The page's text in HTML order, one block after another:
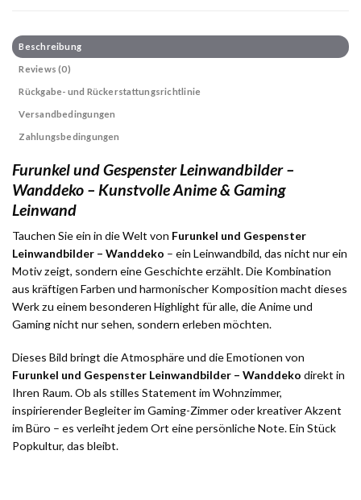
Beschreibung
Reviews (0)
Rückgabe- und Rückerstattungsrichtlinie
Versandbedingungen
Zahlungsbedingungen
Furunkel und Gespenster Leinwandbilder –
Wanddeko – Kunstvolle Anime & Gaming
Leinwand
Tauchen Sie ein in die Welt von Furunkel und Gespenster
Leinwandbilder – Wanddeko – ein Leinwandbild, das nicht nur ein
Motiv zeigt, sondern eine Geschichte erzählt. Die Kombination
aus kräftigen Farben und harmonischer Komposition macht dieses
Werk zu einem besonderen Highlight für alle, die Anime und
Gaming nicht nur sehen, sondern erleben möchten.
Dieses Bild bringt die Atmosphäre und die Emotionen von
Furunkel und Gespenster Leinwandbilder – Wanddeko direkt in
Ihren Raum. Ob als stilles Statement im Wohnzimmer,
inspirierender Begleiter im Gaming-Zimmer oder kreativer Akzent
im Büro – es verleiht jedem Ort eine persönliche Note. Ein Stück
Popkultur, das bleibt.